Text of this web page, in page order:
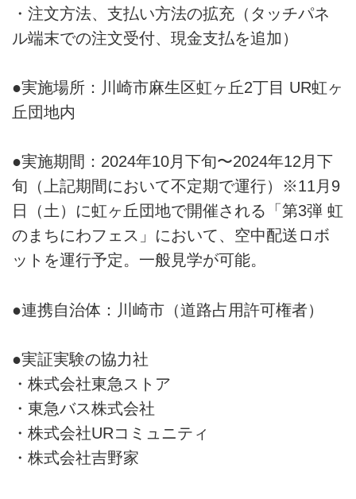
・注文方法、支払い方法の拡充（タッチパネ
ル端末での注文受付、現金支払を追加）
●実施場所：川崎市麻生区虹ヶ丘2丁目 UR虹ヶ
丘団地内
●実施期間：2024年10月下旬〜2024年12月下
旬（上記期間において不定期で運行）※11月9
日（土）に虹ヶ丘団地で開催される「第3弾 虹
のまちにわフェス」において、空中配送ロボ
ットを運行予定。一般見学が可能。
●連携自治体：川崎市（道路占用許可権者）
●実証実験の協力社
・株式会社東急ストア
・東急バス株式会社
・株式会社URコミュニティ
・株式会社吉野家